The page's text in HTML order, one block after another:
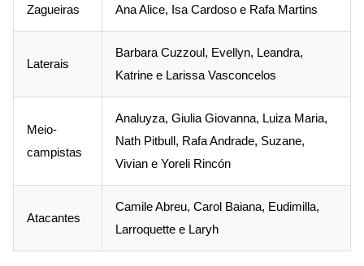
Zagueiras Ana Alice, Isa Cardoso e Rafa Martins
Laterais
Barbara Cuzzoul, Evellyn, Leandra,
Katrine e Larissa Vasconcelos
Meio-
campistas
Analuyza, Giulia Giovanna, Luiza Maria,
Nath Pitbull, Rafa Andrade, Suzane,
Vivian e Yoreli Rincón
Atacantes
Camile Abreu, Carol Baiana, Eudimilla,
Larroquette e Laryh